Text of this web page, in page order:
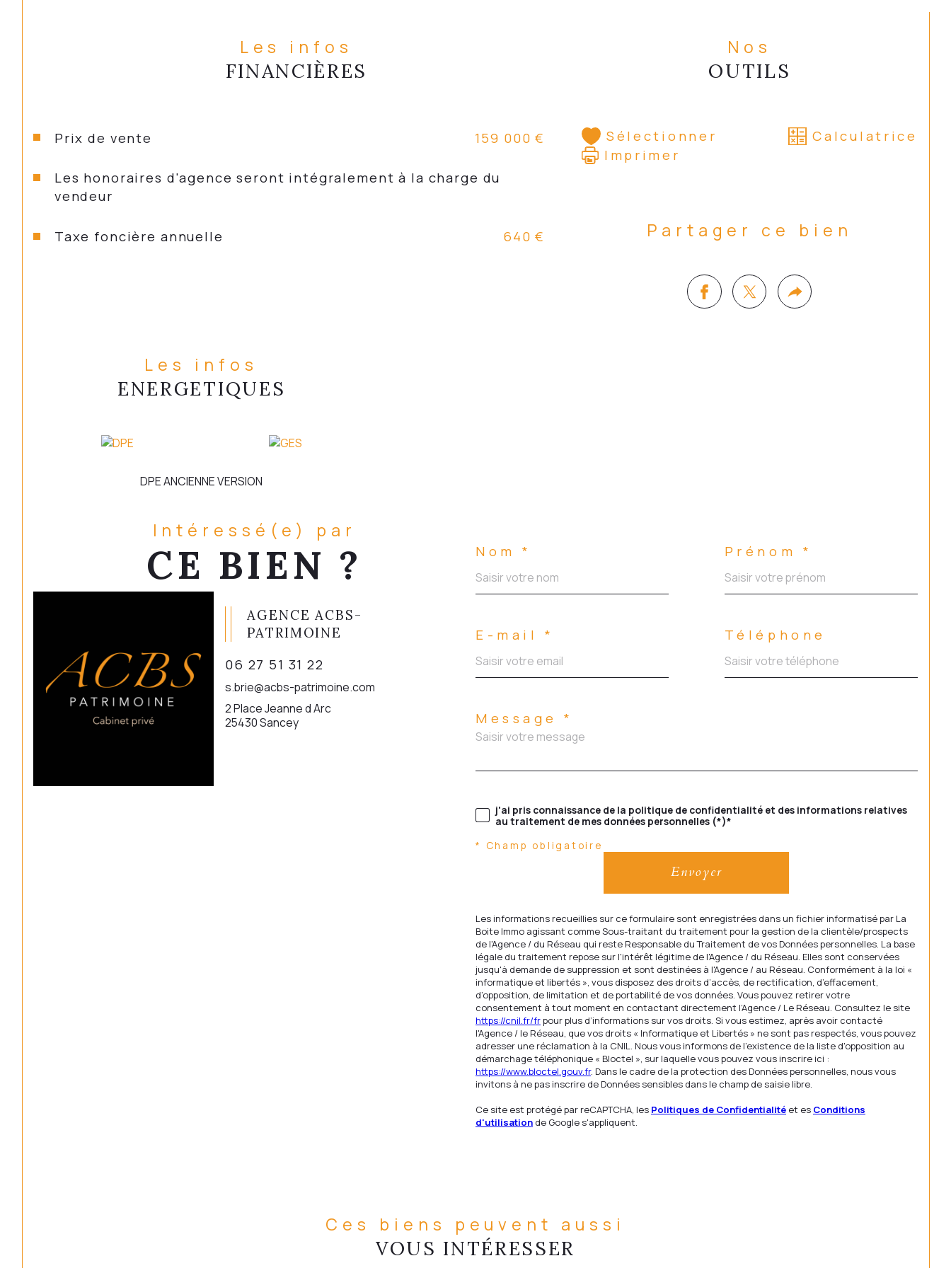
Les infos
FINANCIÈRES
Prix de vente 159 000 €
Les honoraires d'agence seront intégralement à la charge du
vendeur
Taxe foncière annuelle 640 €
Nos
OUTILS
Sélectionner
Calculatrice
Imprimer
Partager ce bien
Les infos
ENERGETIQUES
DPE ANCIENNE VERSION
Intéressé(e) par
CE BIEN ?
AGENCE ACBS-
PATRIMOINE
06 27 51 31 22
s.brie@acbs-patrimoine.com
2 Place Jeanne d Arc
25430 Sancey
Nom * Prénom *
E-mail * Téléphone
Message *
j'ai pris connaissance de la politique de confidentialité et des informations relatives
au traitement de mes données personnelles (*)*
* Champ obligatoire
Envoyer
Les informations recueillies sur ce formulaire sont enregistrées dans un fichier informatisé par La
Boite Immo agissant comme Sous-traitant du traitement pour la gestion de la clientèle/prospects
de l'Agence / du Réseau qui reste Responsable du Traitement de vos Données personnelles. La base
légale du traitement repose sur l'intérêt légitime de l'Agence / du Réseau. Elles sont conservées
jusqu'à demande de suppression et sont destinées à l'Agence / au Réseau. Conformément à la loi «
informatique et libertés », vous disposez des droits d’accès, de rectification, d’effacement,
d’opposition, de limitation et de portabilité de vos données. Vous pouvez retirer votre
consentement à tout moment en contactant directement l’Agence / Le Réseau. Consultez le site
https://cnil.fr/frpour plus d’informations sur vos droits. Si vous estimez, après avoir contacté
l'Agence / le Réseau, que vos droits « Informatique et Libertés » ne sont pas respectés, vous pouvez
adresser une réclamation à la CNIL. Nous vous informons de l’existence de la liste d'opposition au
démarchage téléphonique « Bloctel », sur laquelle vous pouvez vous inscrire ici :
https://www.bloctel.gouv.fr. Dans le cadre de la protection des Données personnelles, nous vous
invitons à ne pas inscrire de Données sensibles dans le champ de saisie libre.
Ce site est protégé par reCAPTCHA, les Politiques de Confidentialité et es Conditions
d'utilisation de Google s'appliquent.
Ces biens peuvent aussi
VOUS INTÉRESSER